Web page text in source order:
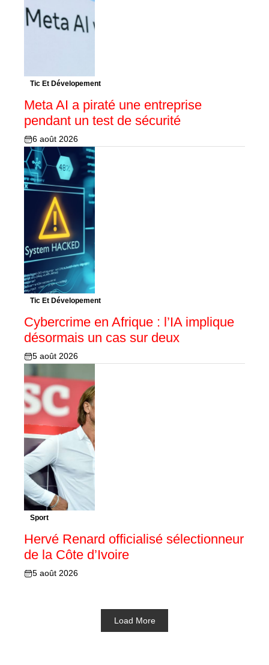
Tic Et Dévelopement
Meta AI a piraté une entreprise
pendant un test de sécurité
6 août 2026
Tic Et Dévelopement
Cybercrime en Afrique : l’IA implique
désormais un cas sur deux
5 août 2026
Sport
Hervé Renard officialisé sélectionneur
de la Côte d’Ivoire
5 août 2026
Load More